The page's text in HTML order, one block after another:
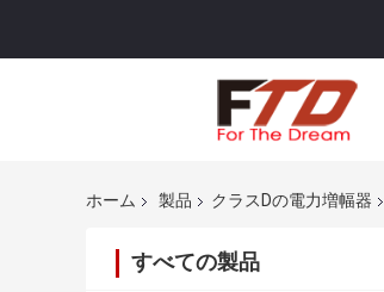
ホーム 製品 クラスDの電力増幅器
すべての製品